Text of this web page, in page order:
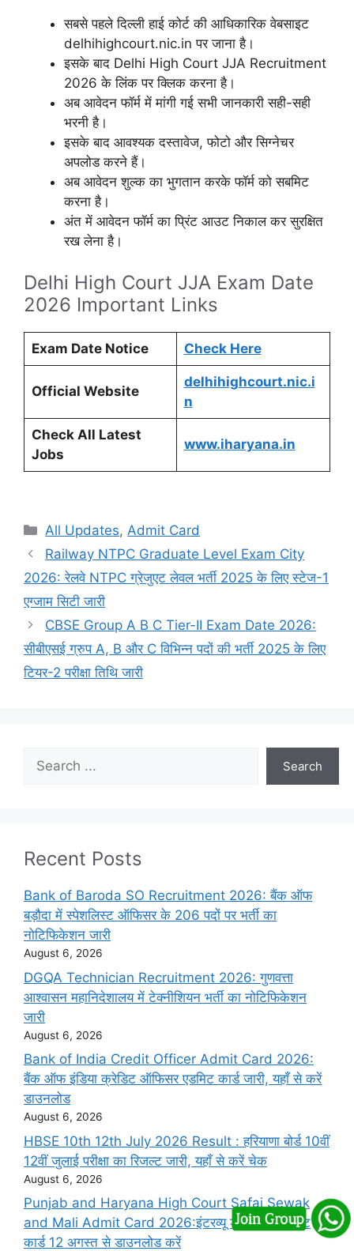
सबसे पहले दिल्ली हाई कोर्ट की आधिकारिक वेबसाइट
delhihighcourt.nic.in पर जाना है।
इसके बाद Delhi High Court JJA Recruitment
2026 के लिंक पर क्लिक करना है।
अब आवेदन फॉर्म में मांगी गई सभी जानकारी सही-सही
भरनी है।
इसके बाद आवश्यक दस्तावेज, फोटो और सिग्नेचर
अपलोड करने हैं।
अब आवेदन शुल्क का भुगतान करके फॉर्म को सबमिट
करना है।
अंत में आवेदन फॉर्म का प्रिंट आउट निकाल कर सुरक्षित
रख लेना है।
Delhi High Court JJA Exam Date
2026 Important Links
Exam Date Notice Check Here
Official Website
delhihighcourt.nic.i
n
Check All Latest
Jobs
www.iharyana.in
Categories
All Updates,Admit Card
Railway NTPC Graduate Level Exam City
2026: रेलवे NTPC ग्रेजुएट लेवल भर्ती 2025 के लिए स्टेज-1
एग्जाम सिटी जारी
CBSE Group A B C Tier-II Exam Date 2026:
सीबीएसई ग्रुप A, B और C विभिन्न पदों की भर्ती 2025 के लिए
टियर-2 परीक्षा तिथि जारी
Search
Search
Recent Posts
Bank of Baroda SO Recruitment 2026: बैंक ऑफ
बड़ौदा में स्पेशलिस्ट ऑफिसर के 206 पदों पर भर्ती का
नोटिफिकेशन जारी
August 6, 2026
DGQA Technician Recruitment 2026: गुणवत्ता
आश्वासन महानिदेशालय में टेक्नीशियन भर्ती का नोटिफिकेशन
जारी
August 6, 2026
Bank of India Credit Officer Admit Card 2026:
बैंक ऑफ इंडिया क्रेडिट ऑफिसर एडमिट कार्ड जारी, यहाँ से करें
डाउनलोड
August 6, 2026
HBSE 10th 12th July 2026 Result : हरियाणा बोर्ड 10वीं
12वीं जुलाई परीक्षा का रिजल्ट जारी, यहाँ से करें चेक
August 6, 2026
Punjab and Haryana High Court Safai Sewak
and Mali Admit Card 2026:इंटरव्यू डेट जारी, एडमिट
कार्ड 12 अगस्त से डाउनलोड करें